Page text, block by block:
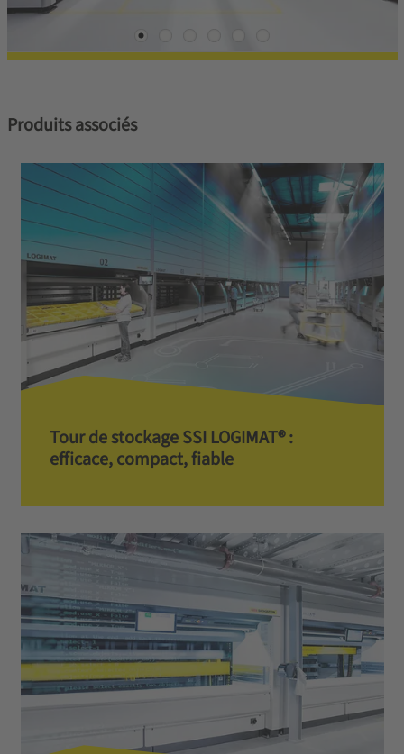
Produits associés
Tour de stockage SSI LOGIMAT® :
efficace, compact, fiable